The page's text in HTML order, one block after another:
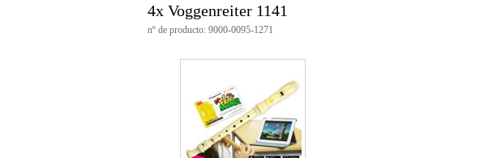
4x Voggenreiter 1141
nº de producto: 9000-0095-1271